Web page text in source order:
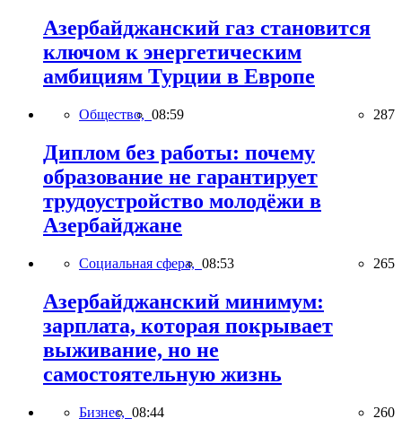
Азербайджанский газ становится
ключом к энергетическим
амбициям Турции в Европе
Общество, 08:59 287
Диплом без работы: почему
образование не гарантирует
трудоустройство молодёжи в
Азербайджане
Социальная сфера, 08:53 265
Азербайджанский минимум:
зарплата, которая покрывает
выживание, но не
самостоятельную жизнь
Бизнес, 08:44 260